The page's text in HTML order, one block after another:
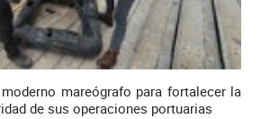
mareógrafo para fortalecer la
de sus operaciones portuarias